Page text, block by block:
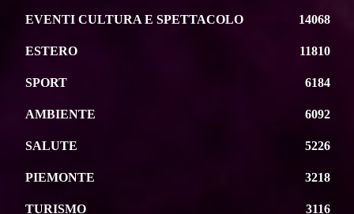
EVENTI CULTURA E SPETTACOLO 14068
ESTERO 11810
SPORT 6184
AMBIENTE 6092
SALUTE 5226
PIEMONTE 3218
TURISMO 3116